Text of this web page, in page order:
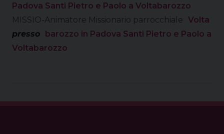
Padova Santi Pietro e Paolo a Voltabarozzo
MISSIO-Animatore Missionario parrocchiale
presso
Volta
barozzo in Padova Santi Pietro e Paolo a
Voltabarozzo